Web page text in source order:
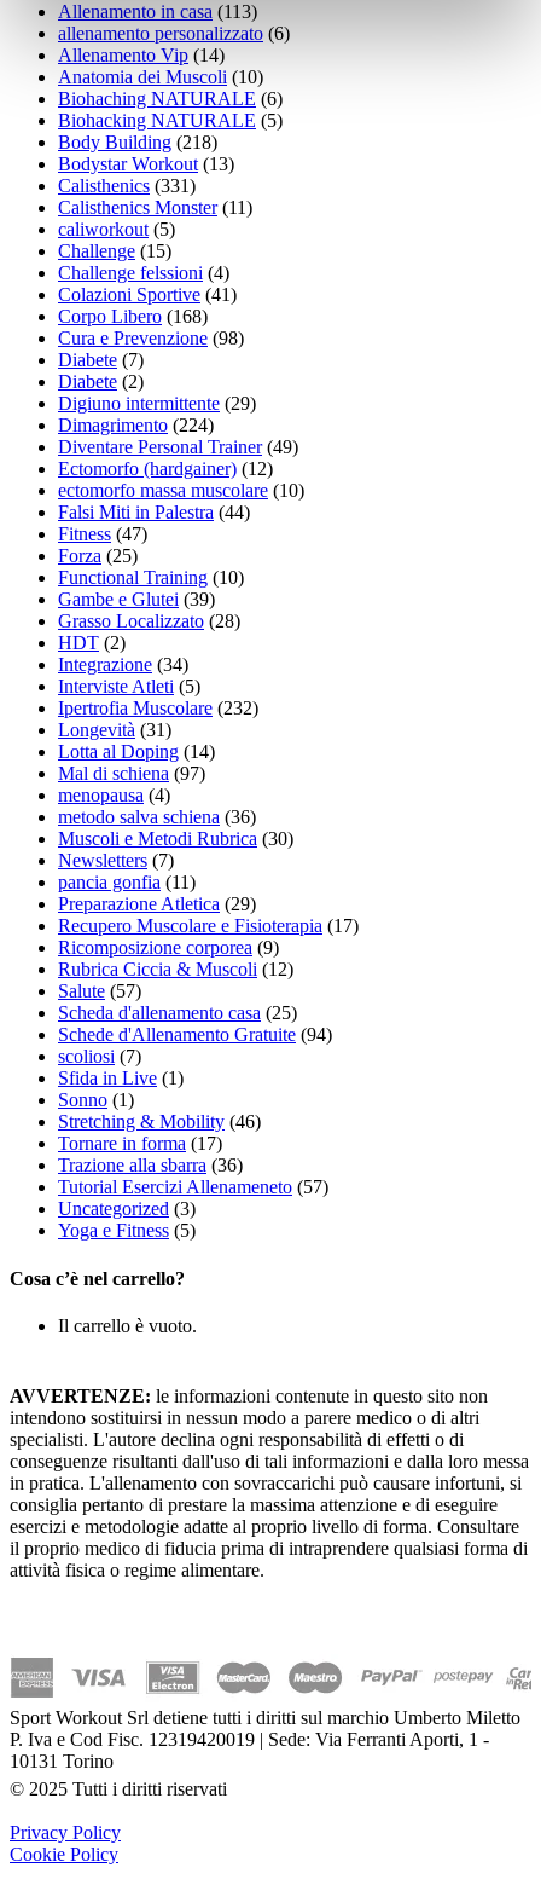
Allenamento in casa (113)
allenamento personalizzato (6)
Allenamento Vip (14)
Anatomia dei Muscoli (10)
Biohaching NATURALE (6)
Biohacking NATURALE (5)
Body Building (218)
Bodystar Workout(13)
Calisthenics (331)
Calisthenics Monster(11)
caliworkout(5)
Challenge (15)
Challenge felssioni (4)
Colazioni Sportive (41)
Corpo Libero (168)
Cura e Prevenzione (98)
Diabete (7)
Diabete (2)
Digiuno intermittente (29)
Dimagrimento (224)
Diventare Personal Trainer(49)
Ectomorfo (hardgainer) (12)
ectomorfo massa muscolare (10)
Falsi Miti in Palestra (44)
Fitness (47)
Forza (25)
Functional Training (10)
Gambe e Glutei (39)
Grasso Localizzato (28)
HDT (2)
Integrazione (34)
Interviste Atleti (5)
Ipertrofia Muscolare (232)
Longevità (31)
Lotta al Doping (14)
Mal di schiena (97)
menopausa (4)
metodo salva schiena (36)
Muscoli e Metodi Rubrica (30)
Newsletters (7)
pancia gonfia (11)
Preparazione Atletica (29)
Recupero Muscolare e Fisioterapia (17)
Ricomposizione corporea (9)
Rubrica Ciccia & Muscoli (12)
Salute (57)
Scheda d'allenamento casa (25)
Schede d'Allenamento Gratuite (94)
scoliosi (7)
Sfida in Live (1)
Sonno (1)
Stretching & Mobility (46)
Tornare in forma (17)
Trazione alla sbarra (36)
Tutorial Esercizi Allenameneto (57)
Uncategorized (3)
Yoga e Fitness (5)
Cosa c’è nel carrello?
Il carrello è vuoto.
AVVERTENZE: le informazioni contenute in questo sito non
intendono sostituirsi in nessun modo a parere medico o di altri
specialisti. L'autore declina ogni responsabilità di effetti o di
conseguenze risultanti dall'uso di tali informazioni e dalla loro messa
in pratica. L'allenamento con sovraccarichi può causare infortuni, si
consiglia pertanto di prestare la massima attenzione e di eseguire
esercizi e metodologie adatte al proprio livello di forma. Consultare
il proprio medico di fiducia prima di intraprendere qualsiasi forma di
attività fisica o regime alimentare.
Sport Workout Srl detiene tutti i diritti sul marchio Umberto Miletto
P. Iva e Cod Fisc. 12319420019 | Sede: Via Ferranti Aporti, 1 -
10131 Torino
© 2025 Tutti i diritti riservati
Privacy Policy
Cookie Policy